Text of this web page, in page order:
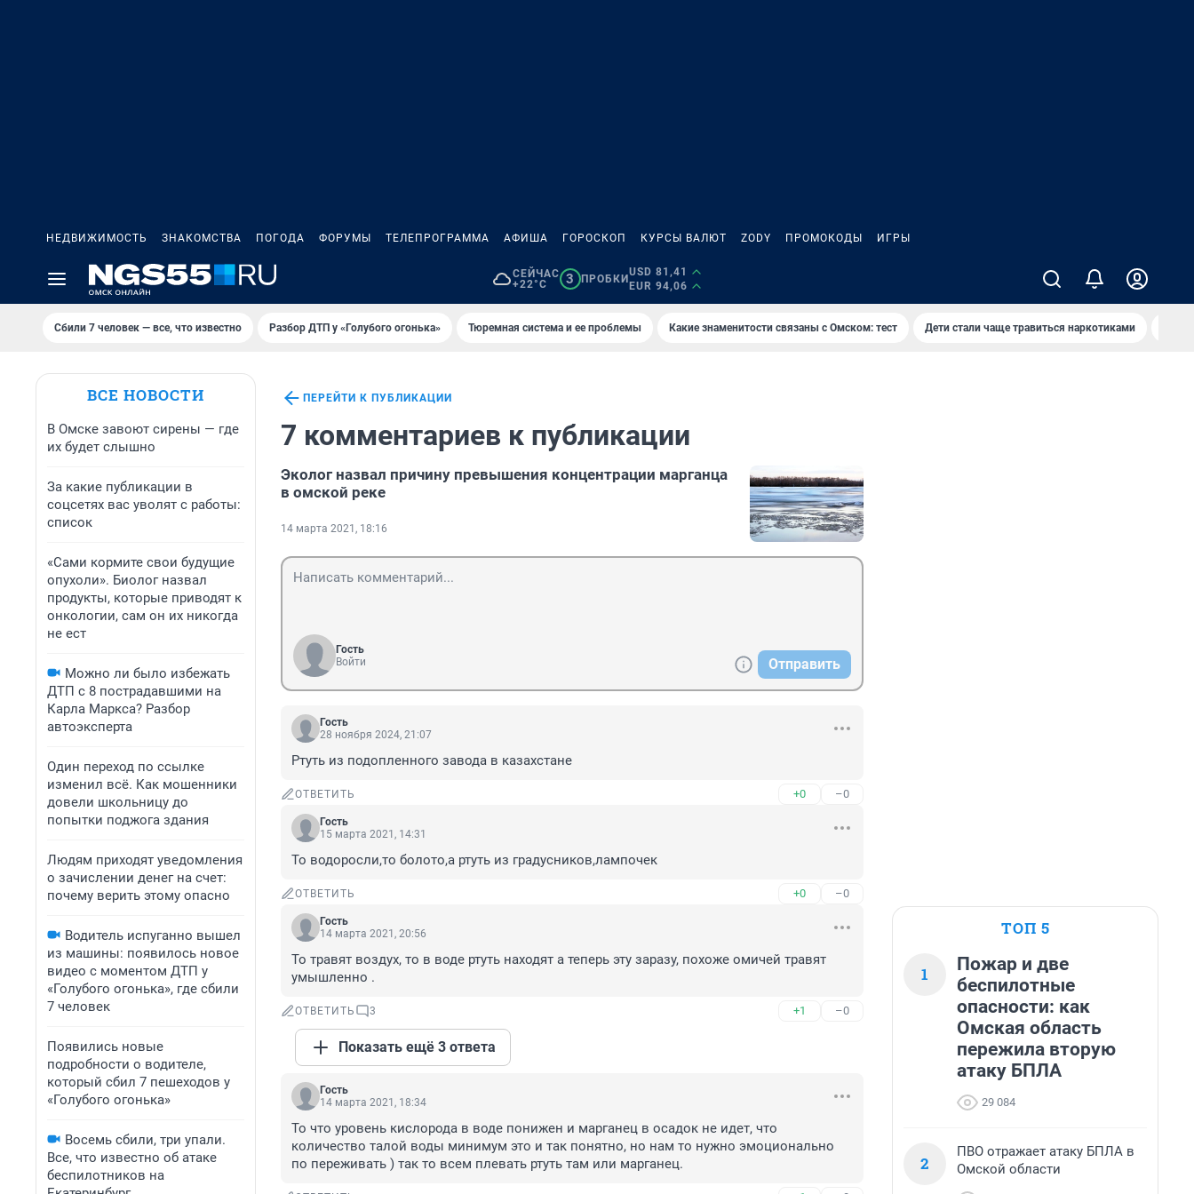
НЕДВИЖИМОСТЬ ЗНАКОМСТВА ПОГОДА ФОРУМЫ ТЕЛЕПРОГРАММА АФИША ГОРОСКОП КУРСЫ ВАЛЮТ ZODY ПРОМОКОДЫ ИГРЫ
СЕЙЧАС
+22°C
3 ПРОБКИ
USD 81,41
EUR 94,06
Сбили 7 человек — все, что известно Разбор ДТП у «Голубого огонька» Тюремная система и ее проблемы Какие знаменитости связаны с Омском: тест Дети стали чаще травиться наркотиками
ВСЕ НОВОСТИ
В Омске завоют сирены — где
их будет слышно
За какие публикации в
соцсетях вас уволят с работы:
список
«Сами кормите свои будущие
опухоли». Биолог назвал
продукты, которые приводят к
онкологии, сам он их никогда
не ест
Можно ли было избежать
ДТП с 8 пострадавшими на
Карла Маркса? Разбор
автоэксперта
Один переход по ссылке
изменил всё. Как мошенники
довели школьницу до
попытки поджога здания
Людям приходят уведомления
о зачислении денег на счет:
почему верить этому опасно
Водитель испуганно вышел
из машины: появилось новое
видео с моментом ДТП у
«Голубого огонька», где сбили
7 человек
Появились новые
подробности о водителе,
который сбил 7 пешеходов у
«Голубого огонька»
Восемь сбили, три упали.
Все, что известно об атаке
беспилотников на
ПЕРЕЙТИ К ПУБЛИКАЦИИ
7 комментариев к публикации
Эколог назвал причину превышения концентрации марганца
в омской реке
14 марта 2021, 18:16
Гость
Войти
Отправить
Гость
28 ноября 2024, 21:07
Ртуть из подопленного завода в казахстане
ОТВЕТИТЬ +0 –0
Гость
15 марта 2021, 14:31
То водоросли,то болото,а ртуть из градусников,лампочек
ОТВЕТИТЬ +0 –0
Гость
14 марта 2021, 20:56
То травят воздух, то в воде ртуть находят а теперь эту заразу, похоже омичей травят
умышленно .
ОТВЕТИТЬ 3 +1 –0
Показать ещё 3 ответа
Гость
14 марта 2021, 18:34
То что уровень кислорода в воде понижен и марганец в осадок не идет, что
количество талой воды минимум это и так понятно, но нам то нужно эмоционально
по переживать ) так то всем плевать ртуть там или марганец.
ТОП 5
1
Пожар и две
беспилотные
опасности: как
Омская область
пережила вторую
атаку БПЛА
29 084
2
ПВО отражает атаку БПЛА в
Омской области